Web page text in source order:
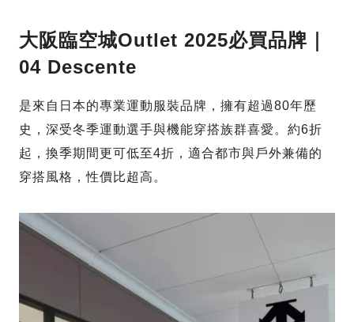
大阪臨空城Outlet 2025必買品牌｜
04 Descente
是來自日本的專業運動服裝品牌，擁有超過80年歷
史，深受冬季運動選手與機能穿搭族群喜愛。約6折
起，換季期間更可低至4折，適合都市與戶外兼備的
穿搭風格，性價比超高。